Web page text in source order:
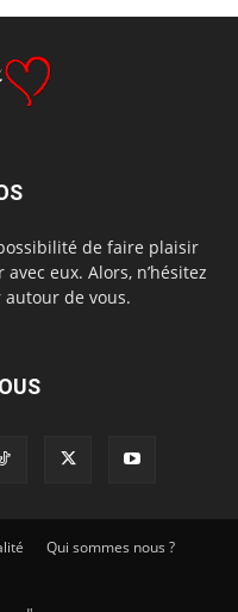
de faire plaisir
eux. Alors, n’hésitez
de vous.
Qui sommes nous ?